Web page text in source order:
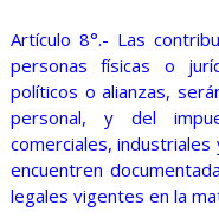
Artículo 8°.- Las
personas físicas o
políticos o alianzas,
personal, y del
comerciales, industriales
encuentren
legales vigentes en la